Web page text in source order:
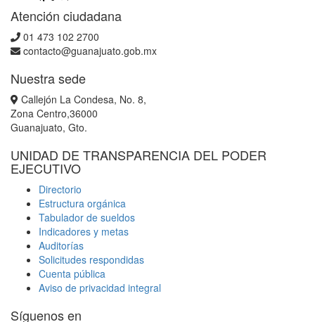
Atención ciudadana
01 473 102 2700
contacto@guanajuato.gob.mx
Nuestra sede
Callejón La Condesa, No. 8,
Zona Centro,36000
Guanajuato, Gto.
UNIDAD DE TRANSPARENCIA DEL PODER
EJECUTIVO
Directorio
Estructura orgánica
Tabulador de sueldos
Indicadores y metas
Auditorías
Solicitudes respondidas
Cuenta pública
Aviso de privacidad integral
Síguenos en